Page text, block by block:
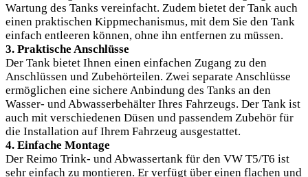
Wartung des Tanks vereinfacht. Zudem bietet der Tank auch
einen praktischen Kippmechanismus, mit dem Sie den Tank
einfach entleeren können, ohne ihn entfernen zu müssen.
3. Praktische Anschlüsse
Der Tank bietet Ihnen einen einfachen Zugang zu den
Anschlüssen und Zubehörteilen. Zwei separate Anschlüsse
ermöglichen eine sichere Anbindung des Tanks an den
Wasser- und Abwasserbehälter Ihres Fahrzeugs. Der Tank ist
auch mit verschiedenen Düsen und passendem Zubehör für
die Installation auf Ihrem Fahrzeug ausgestattet.
4. Einfache Montage
Der Reimo Trink- und Abwassertank für den VW T5/T6 ist
sehr einfach zu montieren. Er verfügt über einen flachen und